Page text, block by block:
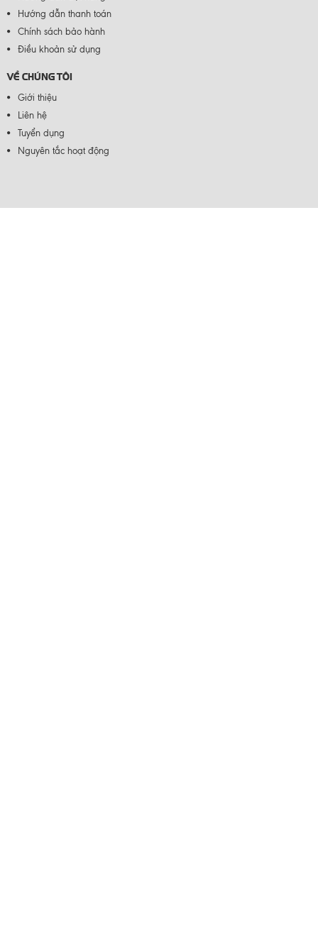
Hướng dẫn thanh toán
Chính sách bảo hành
Điều khoản sử dụng
VỀ CHÚNG TÔI
Giới thiệu
Liên hệ
Tuyển dụng
Nguyên tắc hoạt động